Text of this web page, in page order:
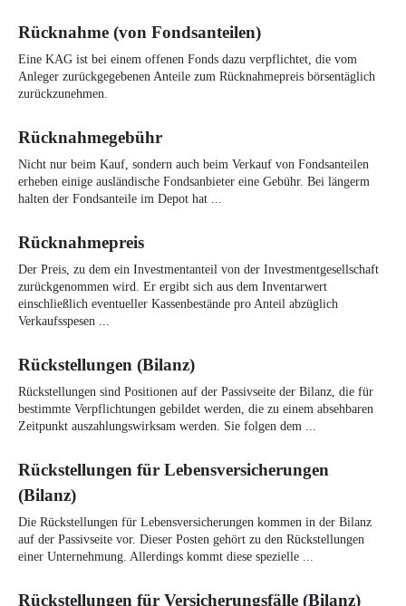
Rücknahme (von Fondsanteilen)
Eine KAG ist bei einem offenen Fonds dazu verpflichtet, die vom
Anleger zurückgegebenen Anteile zum Rücknahmepreis börsentäglich
zurückzunehmen.
Rücknahmegebühr
Nicht nur beim Kauf, sondern auch beim Verkauf von Fondsanteilen
erheben einige ausländische Fondsanbieter eine Gebühr. Bei längerm
halten der Fondsanteile im Depot hat ...
Rücknahmepreis
Der Preis, zu dem ein Investmentanteil von der Investmentgesellschaft
zurückgenommen wird. Er ergibt sich aus dem Inventarwert
einschließlich eventueller Kassenbestände pro Anteil abzüglich
Verkaufsspesen ...
Rückstellungen (Bilanz)
Rückstellungen sind Positionen auf der Passivseite der Bilanz, die für
bestimmte Verpflichtungen gebildet werden, die zu einem absehbaren
Zeitpunkt auszahlungswirksam werden. Sie folgen dem ...
Rückstellungen für Lebensversicherungen
(Bilanz)
Die Rückstellungen für Lebensversicherungen kommen in der Bilanz
auf der Passivseite vor. Dieser Posten gehört zu den Rückstellungen
einer Unternehmung. Allerdings kommt diese spezielle ...
Rückstellungen für Versicherungsfälle (Bilanz)